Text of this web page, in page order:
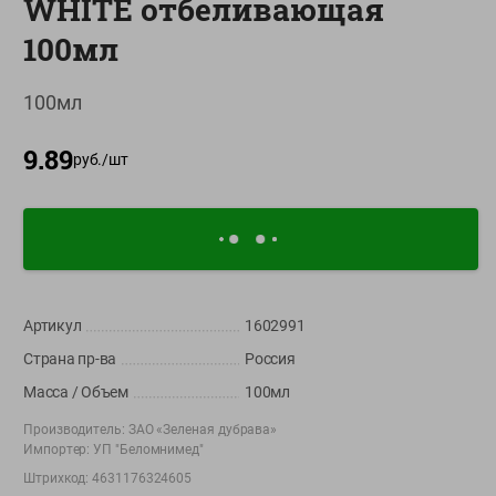
О сервисе
Мой Green
Приложение Green c
доставкой и бонусной картой
+375 44 560-60-61
Время работы Call-центра: Пн.- Пт. с 09.00 до 17.00, СБ, ВС -
выходной
shop@green-market.by
Пишите нам свои вопросы, предложения и комментарии
WHITE отбеливающая
100мл
100мл
9.89руб./шт
Артикул
1602991
Страна пр-ва
Россия
Масса / Объем
100мл
Производитель: ЗАО «Зеленая дубрава»
Импортер: УП "Беломнимед"
Штрихкод:4631176324605